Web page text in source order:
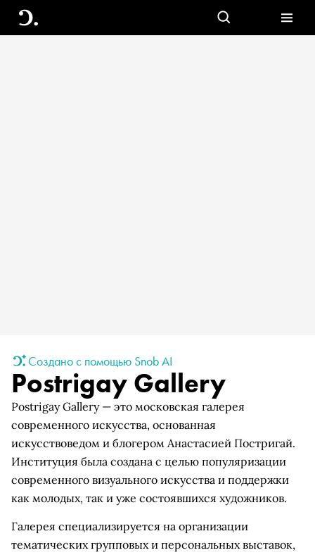
Создано с помощью Snob AI
Postrigay Gallery
Postrigay Gallery — это московская галерея
современного искусства, основанная
искусствоведом и блогером Анастасией Постригай.
Институция была создана с целью популяризации
современного визуального искусства и поддержки
как молодых, так и уже состоявшихся художников.
Галерея специализируется на организации
тематических групповых и персональных выставок,